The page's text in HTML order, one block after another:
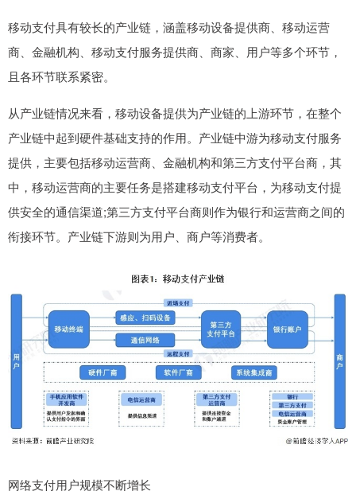
移动支付具有较长的产业链，涵盖移动设备提供商、移动运营
商、金融机构、移动支付服务提供商、商家、用户等多个环节，
且各环节联系紧密。
从产业链情况来看，移动设备提供为产业链的上游环节，在整个
产业链中起到硬件基础支持的作用。产业链中游为移动支付服务
提供，主要包括移动运营商、金融机构和第三方支付平台商，其
中，移动运营商的主要任务是搭建移动支付平台，为移动支付提
供安全的通信渠道;第三方支付平台商则作为银行和运营商之间的
衔接环节。产业链下游则为用户、商户等消费者。
网络支付用户规模不断增长